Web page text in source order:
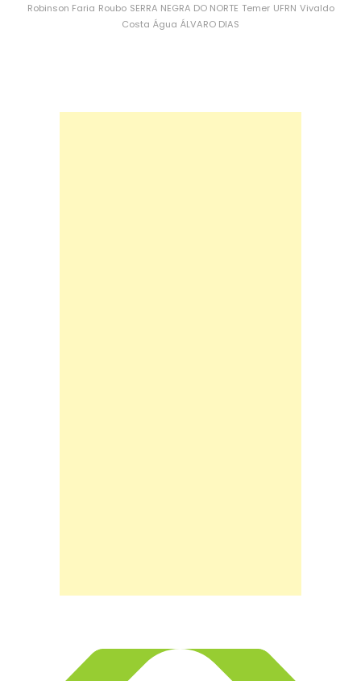
Robinson Faria Roubo SERRA NEGRA DO NORTE Temer UFRN Vivaldo
Costa Água ÁLVARO DIAS